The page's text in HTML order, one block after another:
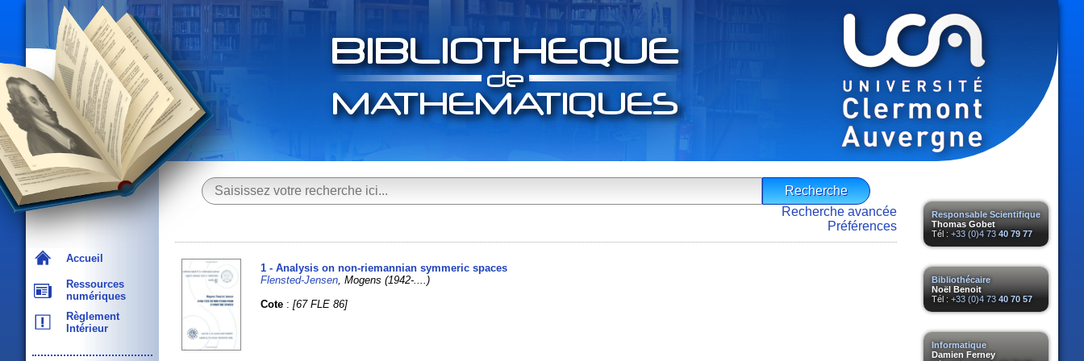
Accueil
Ressources
numériques
Règlement
Intérieur
Responsable Scientifique
Thomas Gobet
Tél : +33 (0)4 73 40 79 77
Bibliothécaire
Noël Benoit
Tél : +33 (0)4 73 40 70 57
Informatique
Damien Ferney
Recherche avancée
Préférences
1 - Analysis on non-riemannian symmeric spaces
Flensted-Jensen , Mogens (1942-....)
Cote :[67 FLE 86]